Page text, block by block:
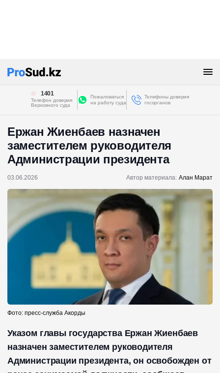
1401
Телефон доверия
Верховного суда
Пожаловаться
на работу суда
Телефоны доверия
госорганов
Ержан Жиенбаев назначен
заместителем руководителя
Администрации президента
03.06.2026 Автор материала: Алан Марат
Фото: пресс-служба Акорды
Указом главы государства Ержан Жиенбаев
назначен заместителем руководителя
Администрации президента, он освобожден от